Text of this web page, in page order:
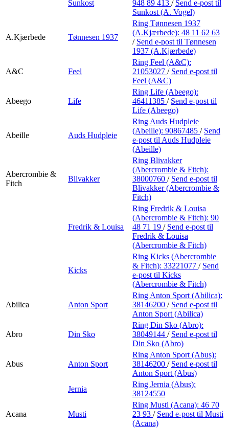
Sunkost
948 89 413 / Send e-post til
Sunkost (A. Vogel)
A.Kjærbede Tønnesen 1937
Ring Tønnesen 1937
(A.Kjærbede): 48 11 62 63
/ Send e-post til Tønnesen
1937 (A.Kjærbede)
A&C Feel
Ring Feel (A&C):
21053027 / Send e-post til
Feel (A&C)
Abeego Life
Ring Life (Abeego):
46411385 / Send e-post til
Life (Abeego)
Abeille Auds Hudpleie
Ring Auds Hudpleie
(Abeille): 90867485 / Send
e-post til Auds Hudpleie
(Abeille)
Abercrombie &
Fitch
Blivakker
Ring Blivakker
(Abercrombie & Fitch):
38000760 / Send e-post til
Blivakker (Abercrombie &
Fitch)
Fredrik & Louisa
Ring Fredrik & Louisa
(Abercrombie & Fitch): 90
48 71 19 / Send e-post til
Fredrik & Louisa
(Abercrombie & Fitch)
Kicks
Ring Kicks (Abercrombie
& Fitch): 33221077 / Send
e-post til Kicks
(Abercrombie & Fitch)
Abilica Anton Sport
Ring Anton Sport (Abilica):
38146200 / Send e-post til
Anton Sport (Abilica)
Abro Din Sko
Ring Din Sko (Abro):
38049144 / Send e-post til
Din Sko (Abro)
Abus Anton Sport
Ring Anton Sport (Abus):
38146200 / Send e-post til
Anton Sport (Abus)
Jernia
Ring Jernia (Abus):
38124550
Acana Musti
Ring Musti (Acana): 46 70
23 93 / Send e-post til Musti
(Acana)